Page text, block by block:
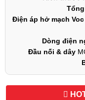
Điện áp hở mạch Voc
Dòng điện
Đầu nối & dây